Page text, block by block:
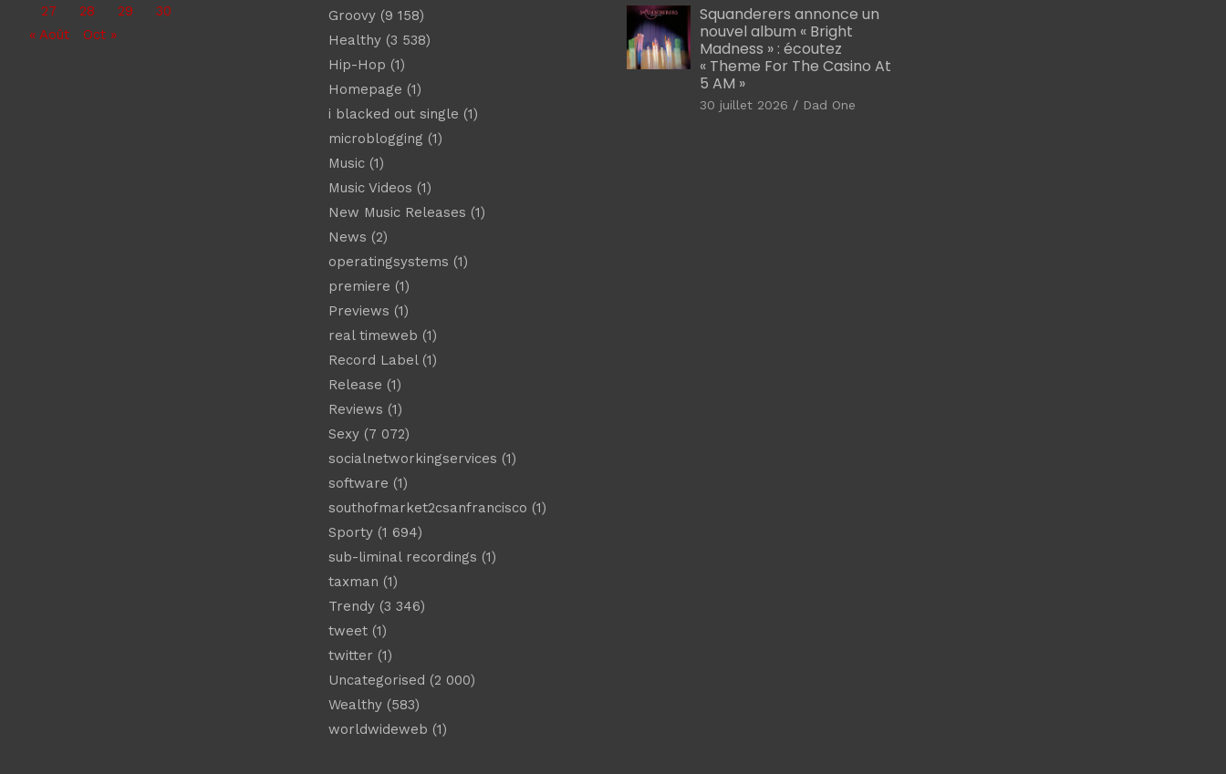
27
28 29
30
« Août
Oct »
Groovy(9 158)
Healthy(3 538)
Hip-Hop (1)
Homepage (1)
i blacked out single (1)
microblogging (1)
Music(1)
Music Videos (1)
New Music Releases (1)
News (2)
operatingsystems (1)
premiere (1)
Previews (1)
real timeweb (1)
Record Label(1)
Release (1)
Reviews (1)
Sexy(7 072)
socialnetworkingservices (1)
software (1)
southofmarket2csanfrancisco (1)
Sporty(1 694)
sub-liminal recordings (1)
taxman (1)
Trendy(3 346)
tweet(1)
twitter (1)
Uncategorised (2 000)
Wealthy(583)
worldwideweb (1)
Squanderers annonce un
nouvel album « Bright
Madness » : écoutez
« Theme For The Casino At
5 AM »
30 juillet 2026 Dad One